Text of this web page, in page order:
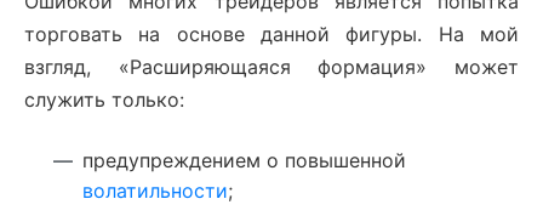
торговать на основе данной фигуры. На мой
взгляд, «Расширяющаяся формация» может
служить только:
предупреждением о повышенной
волатильности;